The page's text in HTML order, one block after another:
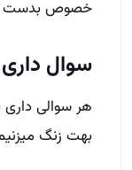
خصوص بدست
سوال داری
هر سوالی داری
بهت زنگ